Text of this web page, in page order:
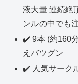
液大量 連続絶
ンルの中でも
✔️ 9本 (約160
えバツグン
✔️ 人気サーク